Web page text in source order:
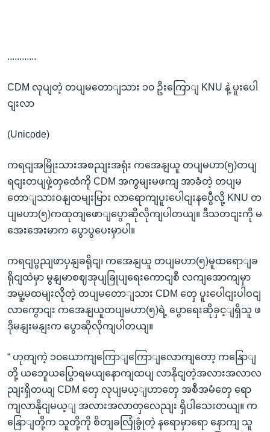
............
CDM လုပျတဲ့ တပျမတောျသား ၁၀ ဦးကြောျ KNU နဲ့ ပူးပေါ
ငျးလာ
(Unicode)
ကရငျအမြိုးသားအစညျးအရုံး ကအေနျယူ တပျမဟာ(၅)တပျ
ရငျးတပျဖှဲ့တှထေံကို CDM အကွမျးမဖကျ အာခံတဲ့ တပျမ
တောျသားဝနျထမျးမြား လာရောကျပူးပေါငျးနပွေီလို့ KNU တ
ပျမဟာ(၅)ကထုတျဖောျပွောဆိုလိုကျပါတယျ။ ဒီသတငျးကို မ
အေးအေးမာက ပွောပွပေးမှာပါ။
ကရငျပွညျဖာပှနျခရိုငျ၊ ကအေနျယူ တပျမဟာ(၅)မူထရောျခ
ရိုငျထဲမှာ မွနျမာစဈအုပျခြုပျရေးကောငျစီ လကျအောကျမှာ
အမူ့မထမျးလိုတဲ့ တပျမတောျသား CDM တှေ ပူးပေါငျးပါဝငျ
လာကွောငျး ကအေနျယူတပျမဟာ(၅)ရဲ့ ပွောရေးဆိုခှင့ျရှိသူ ဖ
ဒိုမနျးမနျးက ပွောဆိုလိုကျပါတယျ။
“ ဟုတျကဲ့ ၁၀ယောကျကြောျကြောျလောကျတော့ ကနြောျ
တို့ ယဘေူယပြွောရမယျနောကျထပျ လာနိုငျတဲ့အလားအလာလ
ညျးရှိတယျ CDM တှေ လုပျမယ့ျဟာတှေ အစီအမံတှေ ရော
ကျလာနိုငျမယ့ျ အလားအလာတှလေညျး ရှိပါသေးတယျ။ က
နြောျတို့က သူတို့ကို စိတျခလြုံခွုံတဲ့ နရောမှာရော နောကျ သူ